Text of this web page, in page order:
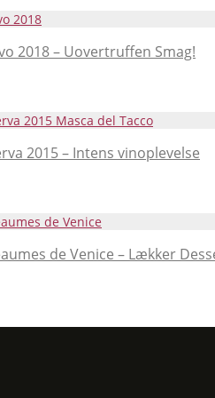
2018 – Uovertruffen Smag!
2015 – Intens vinoplevelse
de Venice – Lækker